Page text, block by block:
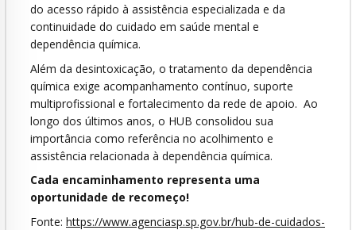
do acesso rápido à assistência especializada e da
continuidade do cuidado em saúde mental e
dependência química.
Além da desintoxicação, o tratamento da dependência
química exige acompanhamento contínuo, suporte
multiprofissional e fortalecimento da rede de apoio. Ao
longo dos últimos anos, o HUB consolidou sua
importância como referência no acolhimento e
assistência relacionada à dependência química.
Cada encaminhamento representa uma
oportunidade de recomeço!
Fonte: https://www.agenciasp.sp.gov.br/hub-de-cuidados-